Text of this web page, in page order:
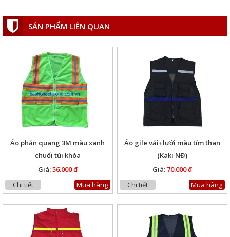
SẢN PHẨM LIÊN QUAN
Áo phản quang 3M màu xanh
chuối túi khóa
Giá:56.000 đ
Chi tiết
Mua hàng
Áo gile vải+lưới màu tím than
(Kaki NĐ)
Giá: 70.000 đ
Chi tiết
Mua hàng